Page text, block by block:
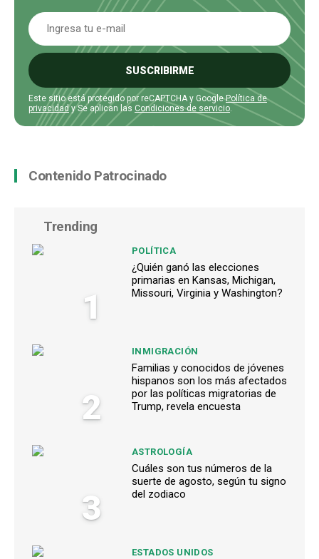
SUSCRIBIRME
Este sitio está protegido por reCAPTCHA y GooglePolítica de
privacidady Se aplican las Condiciones de servicio.
Contenido Patrocinado
Trending
1
POLÍTICA
¿Quién ganó las elecciones
primarias en Kansas, Michigan,
Missouri, Virginia y Washington?
2
INMIGRACIÓN
Familias y conocidos de jóvenes
hispanos son los más afectados
por las políticas migratorias de
Trump, revela encuesta
3
ASTROLOGÍA
Cuáles son tus números de la
suerte de agosto, según tu signo
del zodiaco
ESTADOS UNIDOS